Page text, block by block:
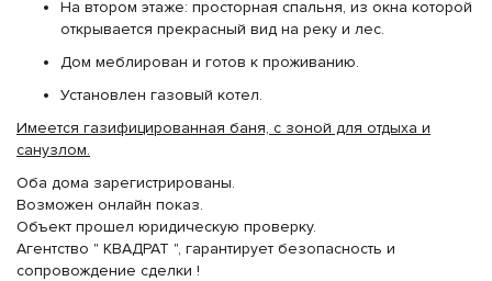
На втором этаже: просторная спальня, из окна которой
открывается прекрасный вид на реку и лес.
Дом меблирован и готов к проживанию.
Установлен газовый котел.
Имеется газифицированная баня, с зоной для отдыха и
санузлом.
Оба дома зарегистрированы.
Возможен онлайн показ.
Объект прошел юридическую проверку.
Агентство " КВАДРАТ ", гарантирует безопасность и
сопровождение сделки !